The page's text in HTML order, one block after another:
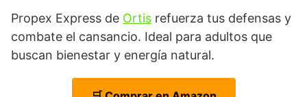
Propex Express de Ortis refuerza tus defensas y
combate el cansancio. Ideal para adultos que
buscan bienestar y energía natural.